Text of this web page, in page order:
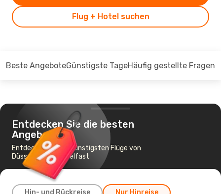
Flug + Hotel suchen
Beste AngeboteGünstigste TageHäufig gestellte Fragen
Entdecken Sie die besten
Angebote
Entdecken Sie die günstigsten Flüge von
Düsseldorf nach Belfast
Hin- und Rückreise Nur Hinreise